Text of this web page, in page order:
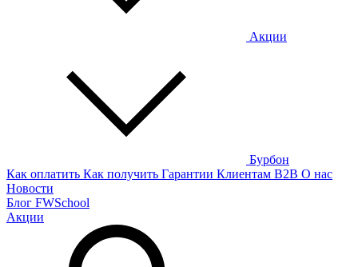
Акции
Бурбон
Как оплатить Как получить Гарантии Клиентам B2B О нас
Новости
Блог FWSchool
Акции